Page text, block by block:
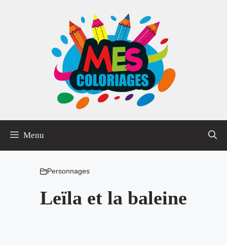
Menu
Personnages
Leïla et la baleine